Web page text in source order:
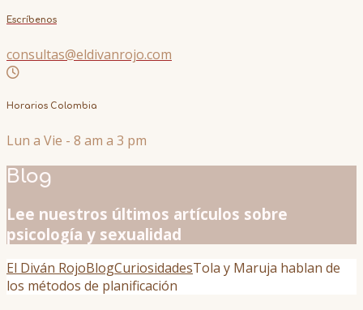
Escríbenos
consultas@eldivanrojo.com
Horarios Colombia
Lun a Vie - 8 am a 3 pm
Blog
Lee nuestros últimos artículos sobre
psicología y sexualidad
El Diván RojoBlogCuriosidadesTola y Maruja hablan de
los métodos de planificación